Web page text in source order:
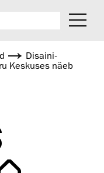
Disaini­­
Keskuses näeb